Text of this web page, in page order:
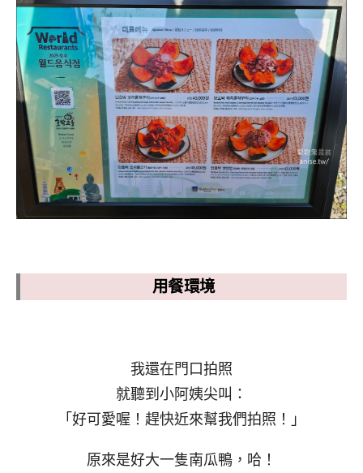
用餐環境
我還在門口拍照
就聽到小阿姨尖叫：
「好可愛喔！趕快近來幫我們拍照！」
原來是好大一隻南瓜鴨，哈！